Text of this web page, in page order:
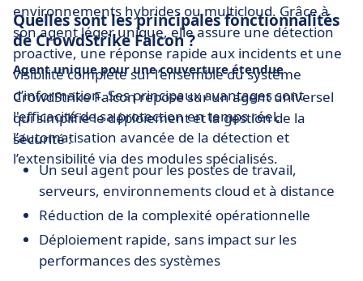
environnements hybrides ou multicloud. Grâce à
son agent léger unique, elle assure une détection
proactive, une réponse rapide aux incidents et une
visibilité complète sur l’ensemble du système
d’information. Ses principaux avantages sont
l'efficacité de sa protection en temps réel,
l’automatisation avancée de la détection et
l’extensibilité via des modules spécialisés.
Quelles sont les principales fonctionnalités
de CrowdStrike Falcon ?
Agent unique pour une couverture étendue
CrowdStrike Falcon repose sur un agent universel
qui simplifie le déploiement et la gestion de la
sécurité :
Un seul agent pour les postes de travail,
serveurs, environnements cloud et à distance
Réduction de la complexité opérationnelle
Déploiement rapide, sans impact sur les
performances des systèmes